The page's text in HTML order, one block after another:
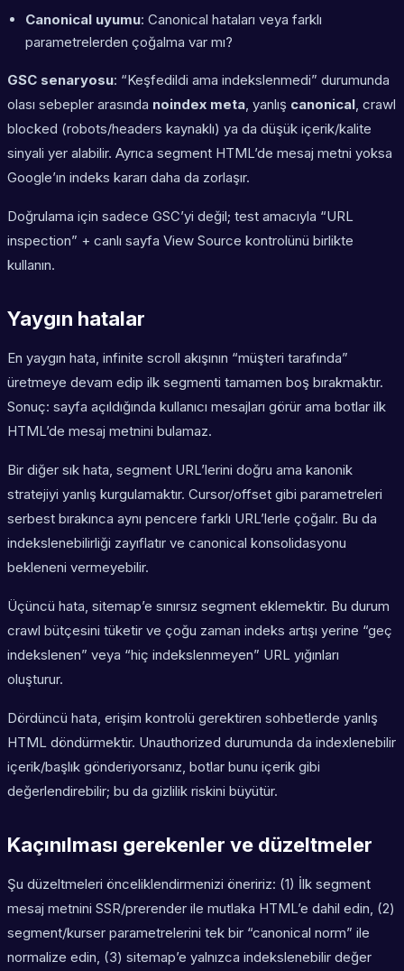
Canonical uyumu: Canonical hataları veya farklı
parametrelerden çoğalma var mı?
GSC senaryosu: “Keşfedildi ama indekslenmedi” durumunda
olası sebepler arasında noindex meta, yanlış canonical, crawl
blocked (robots/headers kaynaklı) ya da düşük içerik/kalite
sinyali yer alabilir. Ayrıca segment HTML’de mesaj metni yoksa
Google’ın indeks kararı daha da zorlaşır.
Doğrulama için sadece GSC’yi değil; test amacıyla “URL
inspection” + canlı sayfa View Source kontrolünü birlikte
kullanın.
Yaygın hatalar
En yaygın hata, infinite scroll akışının “müşteri tarafında”
üretmeye devam edip ilk segmenti tamamen boş bırakmaktır.
Sonuç: sayfa açıldığında kullanıcı mesajları görür ama botlar ilk
HTML’de mesaj metnini bulamaz.
Bir diğer sık hata, segment URL’lerini doğru ama kanonik
stratejiyi yanlış kurgulamaktır. Cursor/offset gibi parametreleri
serbest bırakınca aynı pencere farklı URL’lerle çoğalır. Bu da
indekslenebilirliği zayıflatır ve canonical konsolidasyonu
bekleneni vermeyebilir.
Üçüncü hata, sitemap’e sınırsız segment eklemektir. Bu durum
crawl bütçesini tüketir ve çoğu zaman indeks artışı yerine “geç
indekslenen” veya “hiç indekslenmeyen” URL yığınları
oluşturur.
Dördüncü hata, erişim kontrolü gerektiren sohbetlerde yanlış
HTML döndürmektir. Unauthorized durumunda da indexlenebilir
içerik/başlık gönderiyorsanız, botlar bunu içerik gibi
değerlendirebilir; bu da gizlilik riskini büyütür.
Kaçınılması gerekenler ve düzeltmeler
Şu düzeltmeleri önceliklendirmenizi öneririz: (1) İlk segment
mesaj metnini SSR/prerender ile mutlaka HTML’e dahil edin, (2)
segment/kurser parametrelerini tek bir “canonical norm” ile
normalize edin, (3) sitemap’e yalnızca indekslenebilir değer